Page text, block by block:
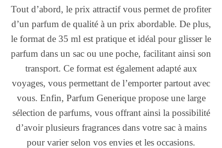
Tout d’abord, le prix attractif vous permet de profiter
d’un parfum de qualité à un prix abordable. De plus,
le format de 35 ml est pratique et idéal pour glisser le
parfum dans un sac ou une poche, facilitant ainsi son
transport. Ce format est également adapté aux
voyages, vous permettant de l’emporter partout avec
vous. Enfin, Parfum Generique propose une large
sélection de parfums, vous offrant ainsi la possibilité
d’avoir plusieurs fragrances dans votre sac à mains
pour varier selon vos envies et les occasions.